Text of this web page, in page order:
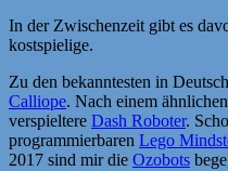
In der Zwischenzeit gibt es
kostspielige.
Zu den bekanntesten in
Calliope. Nach einem
verspieltere Dash Roboter.
programmierbaren Lego
2017 sind mir die Ozobots